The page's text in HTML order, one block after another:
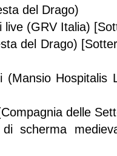
del Drago)
(GRV Italia)
del Drago)
Hospitalis
delle